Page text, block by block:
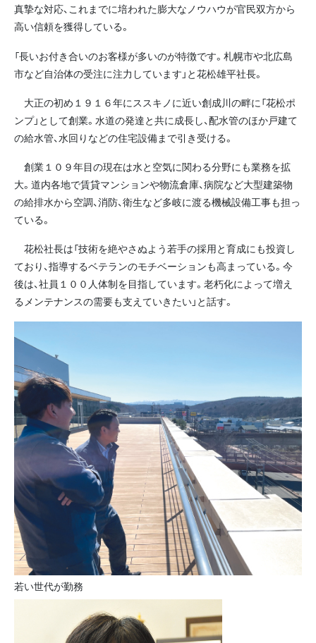
真摯な対応、これまでに培われた膨大なノウハウが官民双方から
高い信頼を獲得している。
「長いお付き合いのお客様が多いのが特徴です。札幌市や北広島
市など自治体の受注に注力しています」と花松雄平社長。
大正の初め１９１６年にススキノに近い創成川の畔に「花松ポ
ンプ」として創業。水道の発達と共に成長し、配水管のほか戸建て
の給水管、水回りなどの住宅設備まで引き受ける。
創業１０９年目の現在は水と空気に関わる分野にも業務を拡
大。道内各地で賃貸マンションや物流倉庫、病院など大型建築物
の給排水から空調、消防、衛生など多岐に渡る機械設備工事も担っ
ている。
花松社長は「技術を絶やさぬよう若手の採用と育成にも投資し
ており、指導するベテランのモチベーションも高まっている。今
後は、社員１００人体制を目指しています。老朽化によって増え
るメンテナンスの需要も支えていきたい」と話す。
若い世代が勤務